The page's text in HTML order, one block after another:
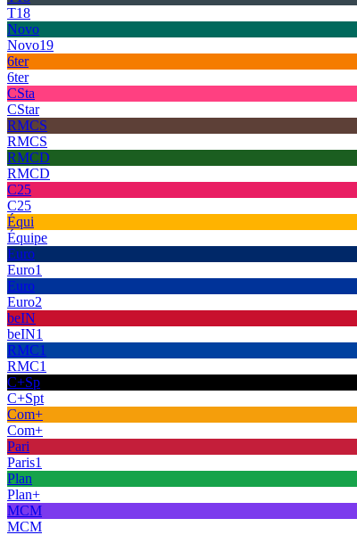
T18
Novo
Novo19
6ter
6ter
CSta
CStar
RMCS
RMCS
RMCD
RMCD
C25
C25
Équi
Équipe
Euro
Euro1
Euro
Euro2
beIN
beIN1
RMC1
RMC1
C+Sp
C+Spt
Com+
Com+
Pari
Paris1
Plan
Plan+
MCM
MCM